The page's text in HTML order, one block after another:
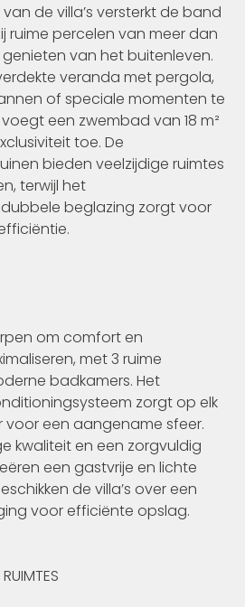
de villa’s versterkt de band
ruime percelen van meer dan
van het buitenleven.
veranda met pergola,
of speciale momenten te
een zwembad van 18 m²
toe. De
bieden veelzijdige ruimtes
terwijl het
beglazing zorgt voor
om comfort en
met 3 ruime
badkamers. Het
zorgt op elk
een aangename sfeer.
kwaliteit en een zorgvuldig
een gastvrije en lichte
de villa’s over een
voor efficiënte opslag.